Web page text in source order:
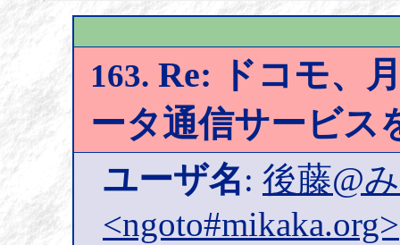
163. Re: ドコモ、
ータ通信サービス
ユーザ名: 後藤@
<ngoto#mikaka.org>